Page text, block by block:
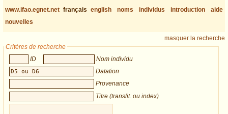
www.ifao.egnet.net français english noms individus introduction
aide
nouvelles
masquer la recherche
Critères de recherche
ID
Nom individu
Datation
Provenance
Titre (translit. ou index)